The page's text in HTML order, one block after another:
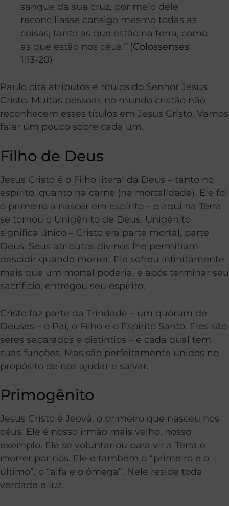
sangue da sua cruz, por meio dele
reconciliasse consigo mesmo todas as
coisas, tanto as que estão na terra, como
as que estão nos céus.” (Colossenses
1:13-20)
Paulo cita atributos e títulos do Senhor Jesus
Cristo. Muitas pessoas no mundo cristão não
reconhecem esses títulos em Jesus Cristo. Vamos
falar um pouco sobre cada um.
Filho de Deus
Jesus Cristo é o Filho literal da Deus – tanto no
espírito, quanto na carne (na mortalidade). Ele foi
o primeiro a nascer em espírito – e aqui na Terra
se tornou o Unigênito de Deus. Unigênito
significa único – Cristo era parte mortal, parte
Deus. Seus atributos divinos lhe permitiam
descidir quando morrer. Ele sofreu infinitamente
mais que um mortal poderia, e após terminar seu
sacrificio, entregou seu espírito.
Cristo faz parte da Trindade – um quórum de
Deuses – o Pai, o Filho e o Espírito Santo. Eles são
seres separados e distintios – e cada qual tem
suas funções. Mas são perfeitamente unidos no
propósito de nos ajudar e salvar.
Primogênito
Jesus Cristo é Jeová, o primeiro que nasceu nos
céus. Ele é nosso irmão mais velho, nosso
exemplo. Ele se voluntariou para vir a Terra e
morrer por nós. Ele é também o “primeiro e o
último”, o “alfa e o ômega”. Nele reside toda
verdade e luz.